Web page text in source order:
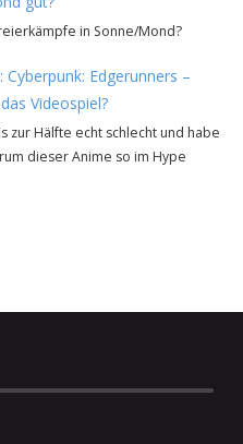
in Sonne/Mond?
Cyberpunk: Edgerunners –
Videospiel?
zur Hälfte echt schlecht und habe
dieser Anime so im Hype